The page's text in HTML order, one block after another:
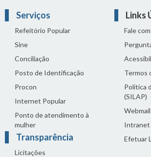
Serviços
Refeitório Popular
Sine
Conciliação
Posto de Identificação
Procon
Internet Popular
Ponto de atendimento à
mulher
Transparência
Licitações
Links
Fale
Termos
Política
(SILAP)
Webmail
Intranet
Efetuar